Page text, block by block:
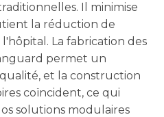
Il minimise
la réduction de
La fabrication des
permet un
et la construction
coïncident, ce qui
solutions modulaires